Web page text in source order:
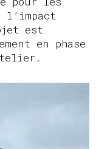
l’impact
est
en phase